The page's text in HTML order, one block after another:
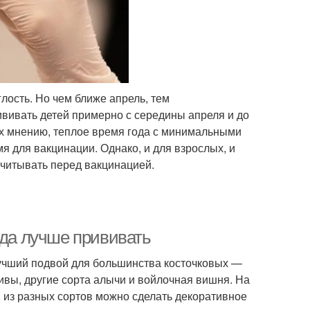
Но чем ближе апрель, тем
детей примерно с середины апреля и до
мнению, теплое время года с минимальными
для вакцинации. Однако, и для взрослых, и
перед вакцинацией.
лучше прививать
подвой для большинства косточковых —
другие сорта алычи и войлочная вишня. На
разных сортов можно сделать декоративное